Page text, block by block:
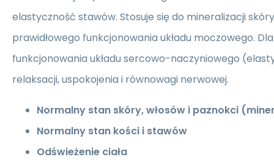
elastyczność stawów. Stosuje się do mineralizacji
prawidłowego funkcjonowania układu moczowego.
funkcjonowania układu sercowo-naczyniowego
relaksacji, uspokojenia i równowagi nerwowej.
Normalny stan skóry, włosów i paznokci
Normalny stan kości i stawów
Odświeżenie ciała